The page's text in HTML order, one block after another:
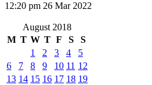
12:20 pm 26 Mar 2022
August 2018
M T W T F S
S
1
2 3 4
5
6
7 8 9 10 11 12
13 14 15 16 17 18 19